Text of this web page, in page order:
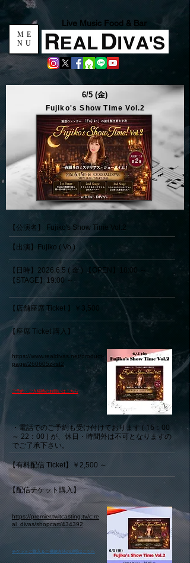
ME
NU
Live Music Food & Bar
Fujiko's Show Time Vol.2
6/5 (金)
【公演名】 Fujiko's Show Time Vol.2
【出演】Fujiko ( Vo )
【日時】2026.6.5 ( 金 ) 【OPEN】18:0 0 ～
【STAGE】19:00 ～
【有料配信 Ticket】￥2,500 ～
【配信チケット購入】
https://premier.twitcasting.tv/c:re
al_divas/shopcart/434392
​チケットご購入＆ご視聴方法の説明はこちら
【店舗座席 Ticket 】￥3,500
【座席 Ticket 購入】
​ご予約・ご入場時のお願いはこちら
https://www.realdivas.net/product-
page/260605z-fst2
・電話でのご予約も受け付けております ( 16：00
～ 22：00 ) が、休日・時間外は不可となりますの
でご了承下さい。